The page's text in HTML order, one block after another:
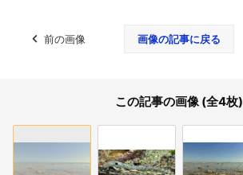
前の画像 画像の記事に戻る
この記事の画像 (全4枚)